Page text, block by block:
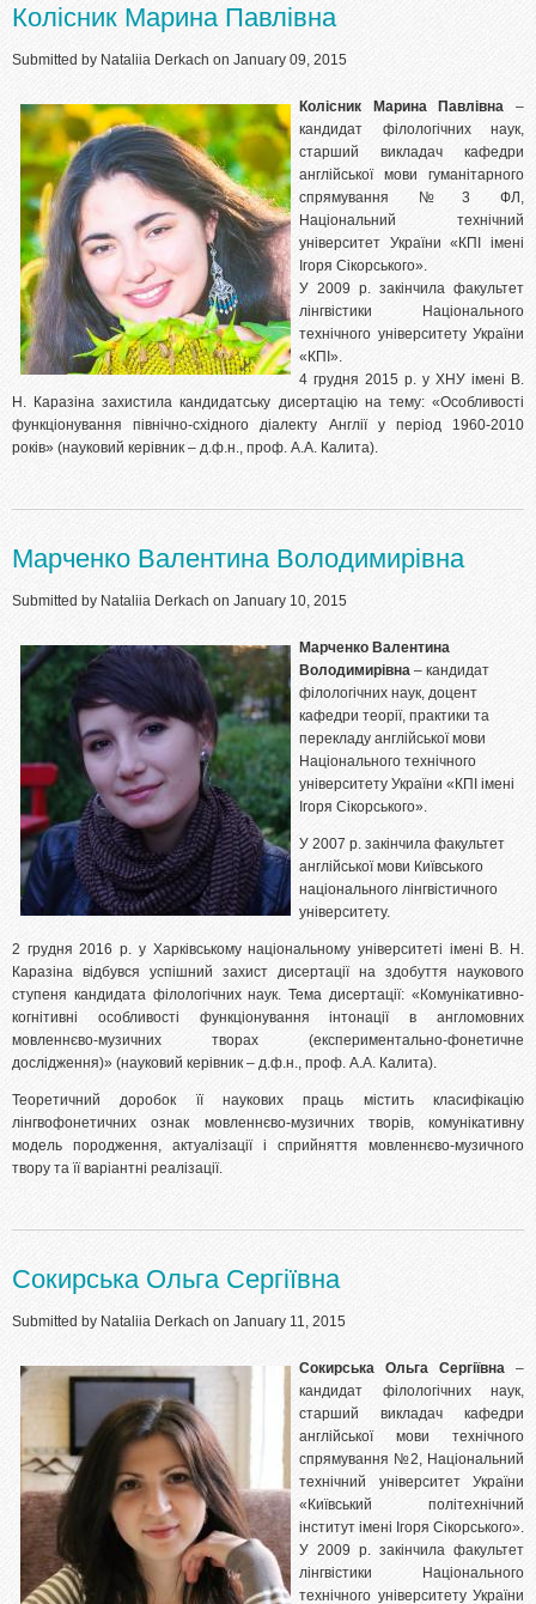
Колісник Марина Павлівна
Submitted by Nataliia Derkach on January 09, 2015
Колісник Марина Павлівна –
кандидат філологічних наук,
старший викладач кафедри
англійської мови гуманітарного
спрямування №3 ФЛ,
Національний технічний
університет України «КПІ імені
Ігоря Сікорського».
У 2009 р. закінчила факультет
лінгвістики Національного
технічного університету України
«КПІ».
4 грудня 2015 р. у ХНУ імені В.
Н. Каразіна захистила кандидатську дисертацію на тему: «Особливості
функціонування північно-східного діалекту Англії у період 1960-2010
років» (науковий керівник – д.ф.н., проф. А.А. Калита).
Марченко Валентина Володимирівна
Submitted by Nataliia Derkach on January 10, 2015
Марченко Валентина
Володимирівна – кандидат
філологічних наук, доцент
кафедри теорії, практики та
перекладу англійської мови
Національного технічного
університету України «КПІ імені
Ігоря Сікорського».
У 2007 р. закінчила факультет
англійської мови Київського
національного лінгвістичного
університету.
2 грудня 2016 р. у Харківському національному університеті імені В. Н.
Каразіна відбувся успішний захист дисертації на здобуття наукового
ступеня кандидата філологічних наук. Тема дисертації: «Комунікативно-
когнітивні особливості функціонування інтонації в англомовних
мовленнєво-музичних творах (експериментально-фонетичне
дослідження)» (науковий керівник – д.ф.н., проф. А.А. Калита).
Теоретичний доробок її наукових праць містить класифікацію
лінгвофонетичних ознак мовленнєво-музичних творів, комунікативну
модель породження, актуалізації і сприйняття мовленнєво-музичного
твору та її варіантні реалізації.
Сокирська Ольга Сергіївна
Submitted by Nataliia Derkach on January 11, 2015
Сокирська Ольга Сергіївна –
кандидат філологічних наук,
старший викладач кафедри
англійської мови технічного
спрямування №2, Національний
технічний університет України
«Київський політехнічний
інститут імені Ігоря Сікорського».
У 2009 р. закінчила факультет
лінгвістики Національного
технічного університету України